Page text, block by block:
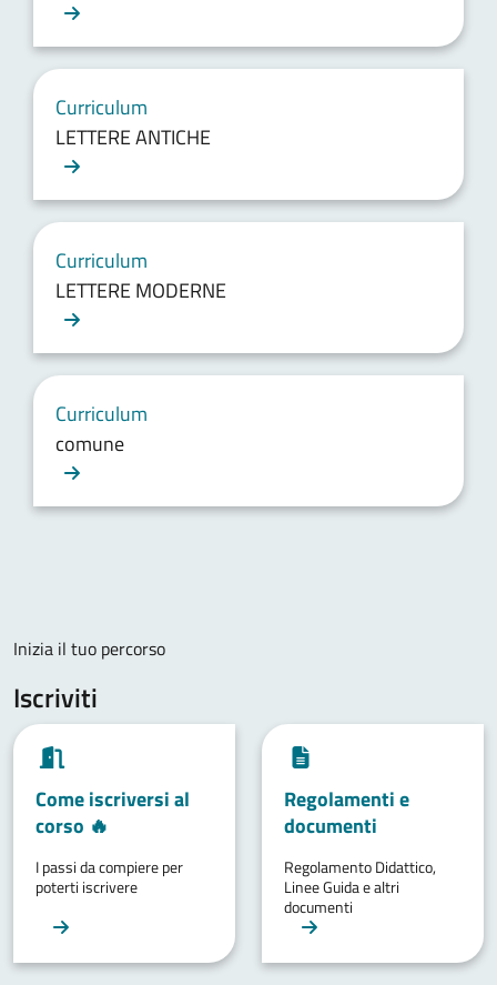
Curriculum
LETTERE ANTICHE
Curriculum
LETTERE MODERNE
Curriculum
comune
Inizia il tuo percorso
Iscriviti
Come iscriversi al
corso 🔥
I passi da compiere per
poterti iscrivere
Regolamenti e
documenti
Regolamento Didattico,
Linee Guida e altri
documenti